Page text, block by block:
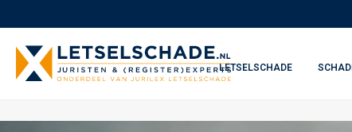
LETSELSCHADE